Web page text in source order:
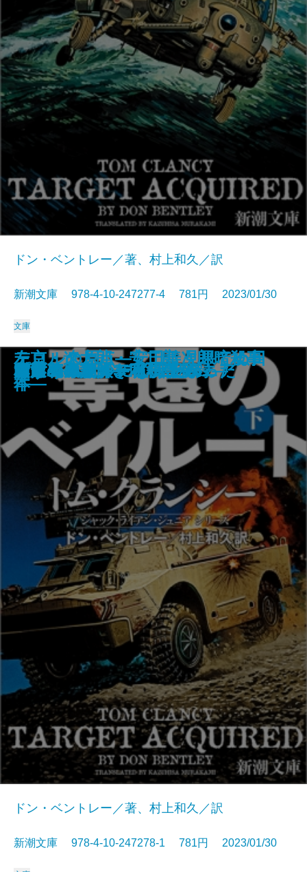
占
名探偵のはらわた
画家とモデル―宿命の出会い―
文豪ナビ 遠藤周作
影に対して―母をめぐる物語―
近鉄特急殺人事件
死神の棋譜
鏡影劇場〔上〕
鏡影劇場〔下〕
奪還のベイルート〔上〕
ドン・ベントレー／著、村上和久／訳
新潮文庫 978-4-10-247277-4 781円 2023/01/30
文庫
奪還のベイルート〔下〕
ドン・ベントレー／著、村上和久／訳
新潮文庫 978-4-10-247278-1 781円 2023/01/30
幽世の薬剤師3
人形島の殺人―呪殺島秘録―
テロルの原点―安田善次郎暗殺事
件―
雪月花―謎解き私小説―
プロジェクト・インソムニア
左京・遼太郎・安二郎 見果てぬ日
本
村田エフェンディ滞土録
コラムニストになりたかった
みずうみ